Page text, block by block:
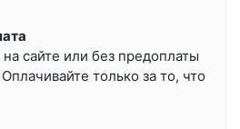
сайте или без предоплаты
Оплачивайте только за то, что